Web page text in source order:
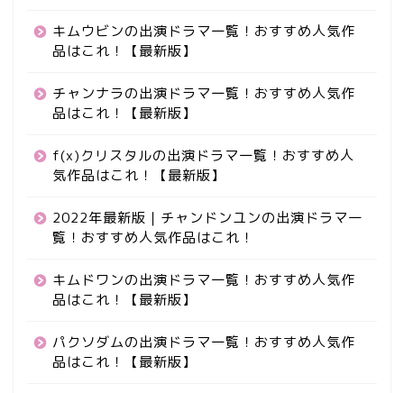
キムウビンの出演ドラマ一覧！おすすめ人気作
品はこれ！【最新版】
チャンナラの出演ドラマ一覧！おすすめ人気作
品はこれ！【最新版】
f(x)クリスタルの出演ドラマ一覧！おすすめ人
気作品はこれ！【最新版】
2022年最新版｜チャンドンユンの出演ドラマ一
覧！おすすめ人気作品はこれ！
キムドワンの出演ドラマ一覧！おすすめ人気作
品はこれ！【最新版】
パクソダムの出演ドラマ一覧！おすすめ人気作
品はこれ！【最新版】